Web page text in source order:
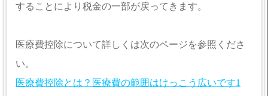
することにより税金の一部が戻ってきます。
医療費控除について詳しくは次のページを参照くださ
い。
医療費控除とは？医療費の範囲はけっこう広いです1